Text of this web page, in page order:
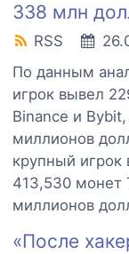
338 млн
RSS
По данным
игрок вывел
Binance и
миллионов
крупный
413,530 монет
миллионов
«После